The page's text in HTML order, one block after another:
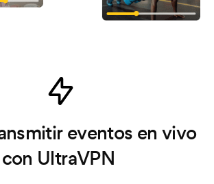
eventos en vivo
con UltraVPN